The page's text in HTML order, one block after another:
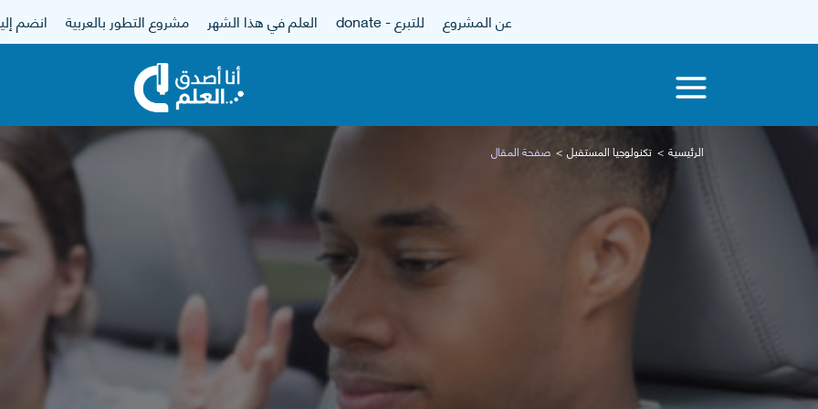
عن المشروع للتبرع - donate العلم في هذا الشهر مشروع التطور بالعربية انضم
الرئيسية تكنولوجيا المستقبل صفحة المقال